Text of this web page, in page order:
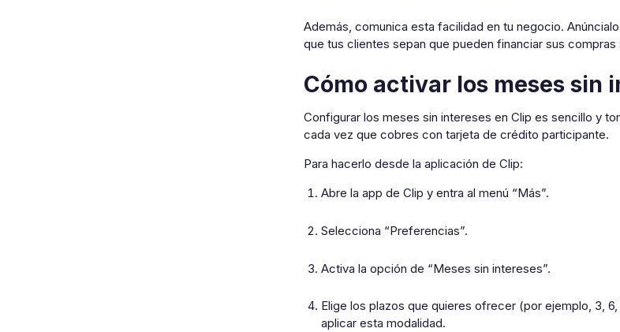
Además, comunica esta facilidad en tu negocio.
que tus clientes sepan que pueden financiar sus
Cómo activar los meses sin
Configurar los meses sin intereses en Clip es sencillo y
cada vez que cobres con tarjeta de crédito participante.
Para hacerlo desde la aplicación de Clip:
Abre la app de Clip y entra al menú “Más”.
Selecciona “Preferencias”.
Activa la opción de “Meses sin intereses”.
Elige los plazos que quieres ofrecer (por ejemplo, 3,
aplicar esta modalidad.